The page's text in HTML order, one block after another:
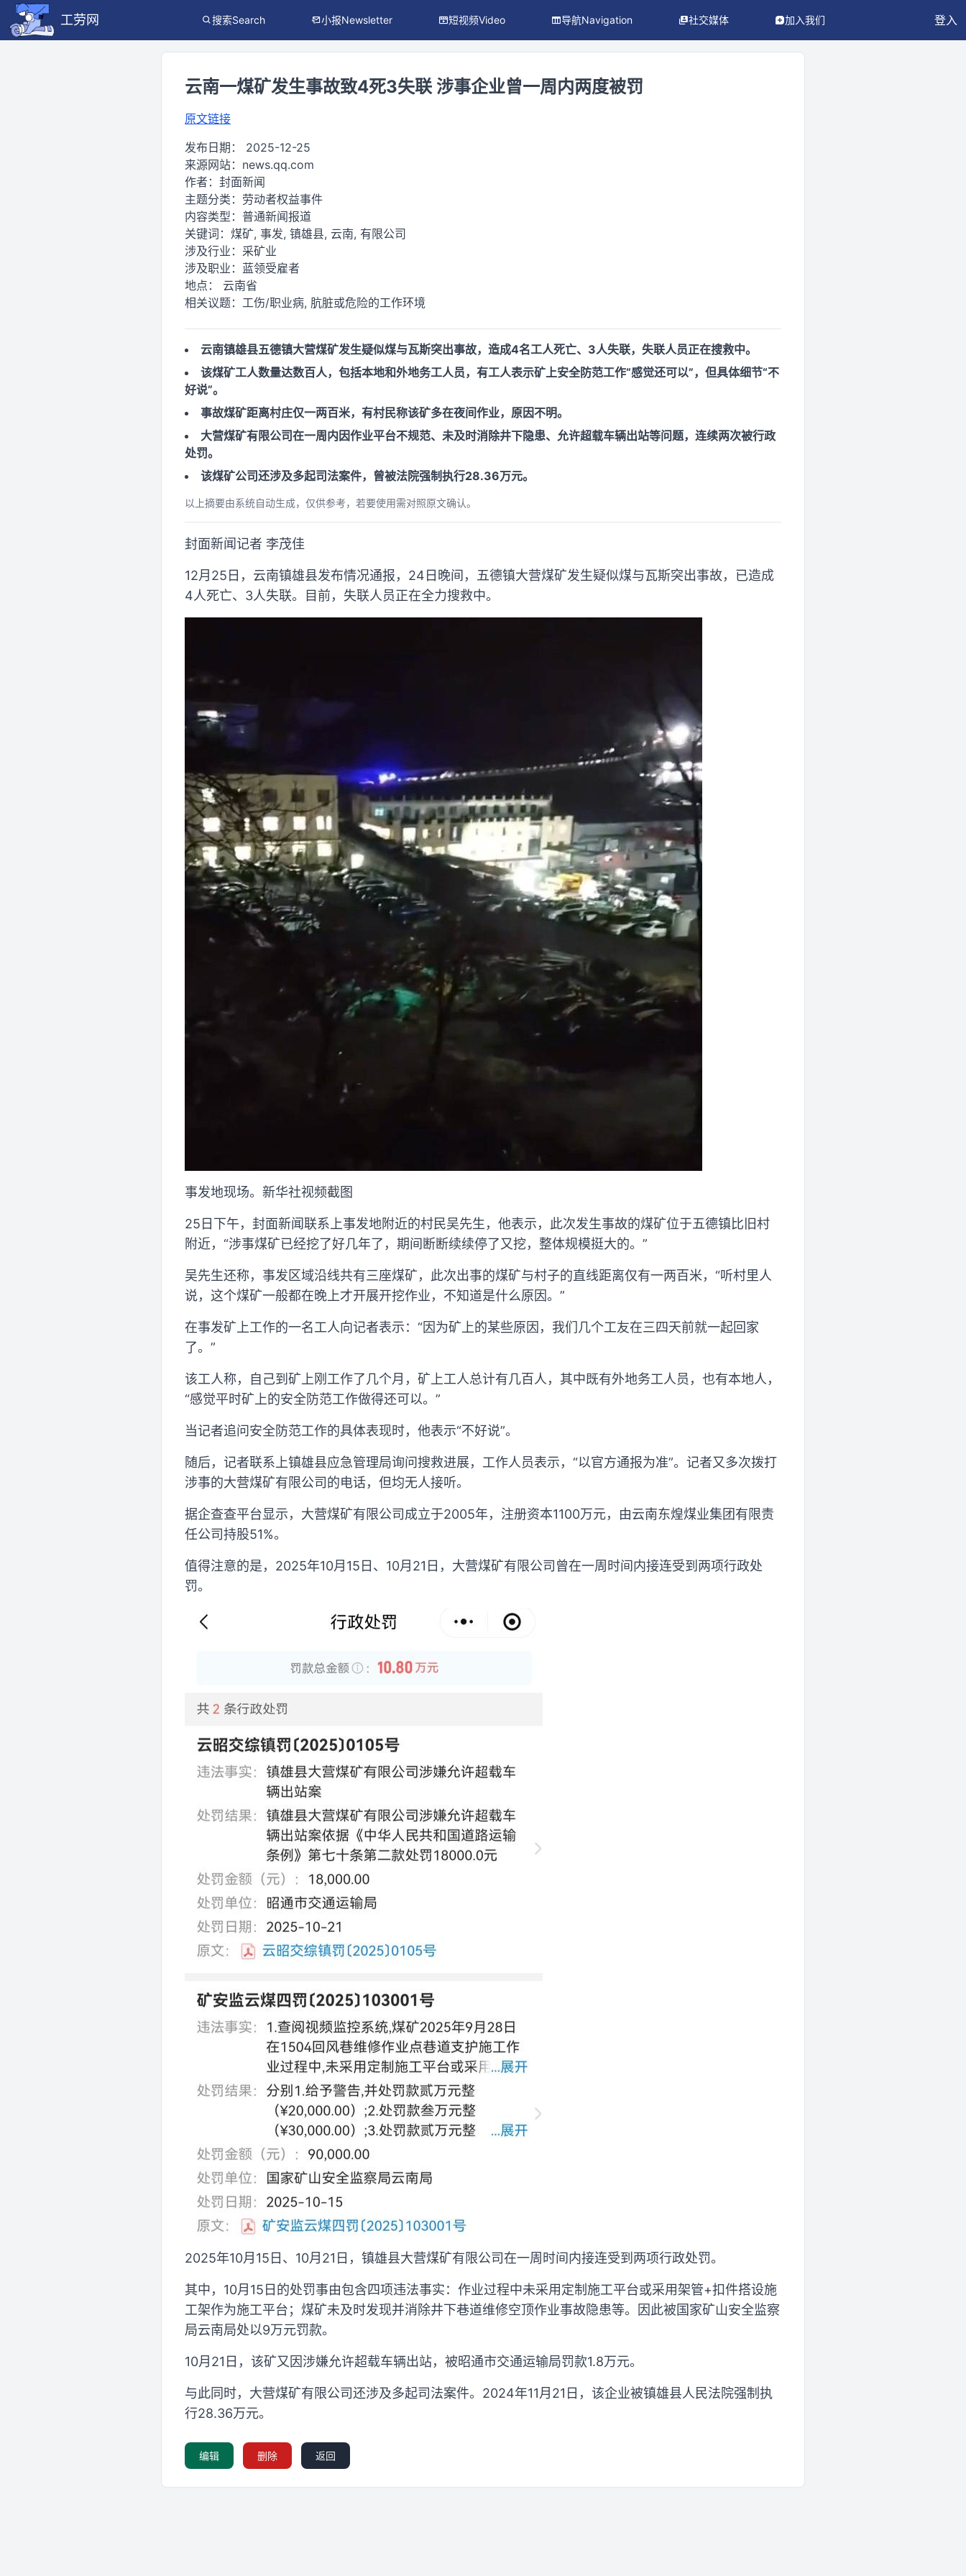
工劳网 搜索Search 小报Newsletter 短视频Video 导航Navigation 社交媒体 加入我们 登入
云南一煤矿发生事故致4死3失联 涉事企业曾一周内两度被罚
原文链接
发布日期： 2025-12-25
来源网站： news.qq.com
作者： 封面新闻
主题分类： 劳动者权益事件
内容类型： 普通新闻报道
关键词： 煤矿, 事发, 镇雄县, 云南, 有限公司
涉及行业： 采矿业
涉及职业： 蓝领受雇者
地点： 云南省
相关议题： 工伤/职业病, 肮脏或危险的工作环境
云南镇雄县五德镇大营煤矿发生疑似煤与瓦斯突出事故，造成4名工人死亡、3人失联，失联人员正在搜救中。
该煤矿工人数量达数百人，包括本地和外地务工人员，有工人表示矿上安全防范工作“感觉还可以”，但具体细节“不
好说”。
事故煤矿距离村庄仅一两百米，有村民称该矿多在夜间作业，原因不明。
大营煤矿有限公司在一周内因作业平台不规范、未及时消除井下隐患、允许超载车辆出站等问题，连续两次被行政
处罚。
该煤矿公司还涉及多起司法案件，曾被法院强制执行28.36万元。
以上摘要由系统自动生成，仅供参考，若要使用需对照原文确认。
封面新闻记者 李茂佳
12月25日，云南镇雄县发布情况通报，24日晚间，五德镇大营煤矿发生疑似煤与瓦斯突出事故，已造成
4人死亡、3人失联。目前，失联人员正在全力搜救中。
事发地现场。新华社视频截图
25日下午，封面新闻联系上事发地附近的村民吴先生，他表示，此次发生事故的煤矿位于五德镇比旧村
附近，“涉事煤矿已经挖了好几年了，期间断断续续停了又挖，整体规模挺大的。”
吴先生还称，事发区域沿线共有三座煤矿，此次出事的煤矿与村子的直线距离仅有一两百米，“听村里人
说，这个煤矿一般都在晚上才开展开挖作业，不知道是什么原因。”
在事发矿上工作的一名工人向记者表示：“因为矿上的某些原因，我们几个工友在三四天前就一起回家
了。”
该工人称，自己到矿上刚工作了几个月，矿上工人总计有几百人，其中既有外地务工人员，也有本地人，
“感觉平时矿上的安全防范工作做得还可以。”
当记者追问安全防范工作的具体表现时，他表示“不好说”。
随后，记者联系上镇雄县应急管理局询问搜救进展，工作人员表示，“以官方通报为准”。记者又多次拨打
涉事的大营煤矿有限公司的电话，但均无人接听。
据企查查平台显示，大营煤矿有限公司成立于2005年，注册资本1100万元，由云南东煌煤业集团有限责
任公司持股51%。
值得注意的是，2025年10月15日、10月21日，大营煤矿有限公司曾在一周时间内接连受到两项行政处
罚。
2025年10月15日、10月21日，镇雄县大营煤矿有限公司在一周时间内接连受到两项行政处罚。
其中，10月15日的处罚事由包含四项违法事实：作业过程中未采用定制施工平台或采用架管+扣件搭设施
工架作为施工平台；煤矿未及时发现并消除井下巷道维修空顶作业事故隐患等。因此被国家矿山安全监察
局云南局处以9万元罚款。
10月21日，该矿又因涉嫌允许超载车辆出站，被昭通市交通运输局罚款1.8万元。
与此同时，大营煤矿有限公司还涉及多起司法案件。2024年11月21日，该企业被镇雄县人民法院强制执
行28.36万元。
编辑 删除 返回